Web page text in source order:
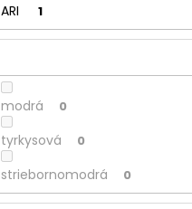
ARI 1
modrá 0
tyrkysová 0
striebornomodrá 0